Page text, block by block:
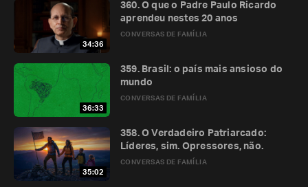
34:36
CONVERSAS DE FAMÍLIA
360. O que o Padre Paulo Ricardo
aprendeu nestes 20 anos
36:33
CONVERSAS DE FAMÍLIA
359. Brasil: o país mais ansioso do
mundo
35:02
CONVERSAS DE FAMÍLIA
358. O Verdadeiro Patriarcado:
Líderes, sim. Opressores, não.